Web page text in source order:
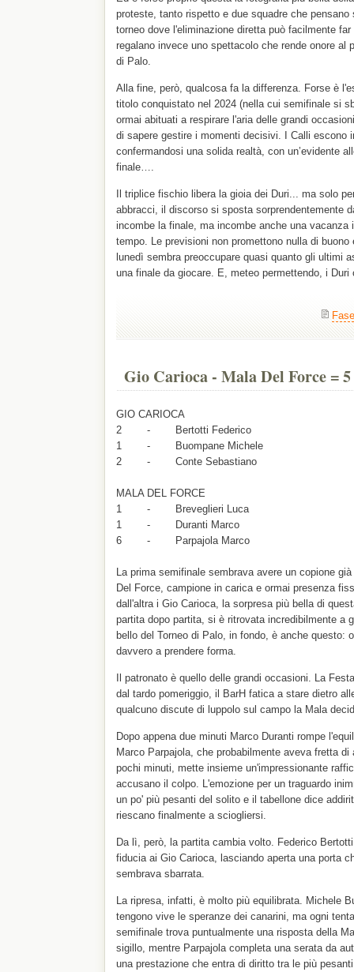
proteste, tanto rispetto e due squadre che
torneo dove l'eliminazione diretta può facilmente
regalano invece uno spettacolo che rende onore al
di Palo.
Alla fine, però, qualcosa fa la differenza. Forse è
titolo conquistato nel 2024 (nella cui semifinale si
ormai abituati a respirare l'aria delle grandi
di sapere gestire i momenti decisivi. I Calli escono
confermandosi una solida realtà, con un’evidente
finale….
Il triplice fischio libera la gioia dei Duri... ma solo
abbracci, il discorso si sposta sorprendentemente
incombe la finale, ma incombe anche una vacanza
tempo. Le previsioni non promettono nulla di
lunedì sembra preoccupare quasi quanto gli ultimi
una finale da giocare. E, meteo permettendo, i Duri
Gio Carioca - Mala Del Force =
GIO CARIOCA
2 - Bertotti Federico
1 - Buompane Michele
2 - Conte Sebastiano
MALA DEL FORCE
1 - Breveglieri Luca
1 - Duranti Marco
6 - Parpajola Marco
La prima semifinale sembrava avere un copione
Del Force, campione in carica e ormai presenza
dall'altra i Gio Carioca, la sorpresa più bella di
partita dopo partita, si è ritrovata incredibilmente a
bello del Torneo di Palo, in fondo, è anche questo:
davvero a prendere forma.
Il patronato è quello delle grandi occasioni. La
dal tardo pomeriggio, il BarH fatica a stare dietro
qualcuno discute di luppolo sul campo la Mala
Dopo appena due minuti Marco Duranti rompe
Marco Parpajola, che probabilmente aveva fretta
pochi minuti, mette insieme un'impressionante
accusano il colpo. L'emozione per un traguardo
un po' più pesanti del solito e il tabellone dice
riescano finalmente a sciogliersi.
Da lì, però, la partita cambia volto. Federico
fiducia ai Gio Carioca, lasciando aperta una porta
sembrava sbarrata.
La ripresa, infatti, è molto più equilibrata. Michele
tengono vive le speranze dei canarini, ma ogni
semifinale trova puntualmente una risposta della
sigillo, mentre Parpajola completa una serata da
una prestazione che entra di diritto tra le più